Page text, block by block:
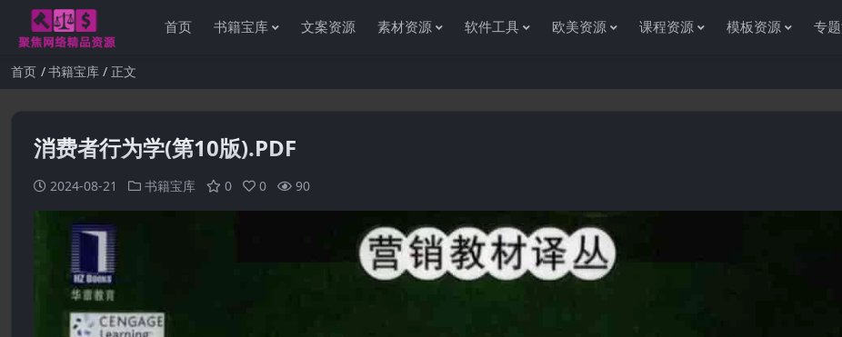
首页 书籍宝库 文案资源 素材资源 软件工具 欧美资源 课程资源 模板资源 专
首页 书籍宝库 正文
消费者行为学(第10版).PDF
2024-08-21 书籍宝库 0 0 90 感谢您访问资源杂货铺获取各种信息资源!如果遇到任何